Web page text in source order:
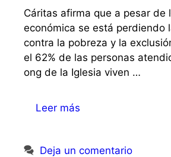
Cáritas afirma que a pesar de
económica se está perdiendo
contra la pobreza y la
el 62% de las personas
ong de la Iglesia viven …
Leer más
Deja un comentario